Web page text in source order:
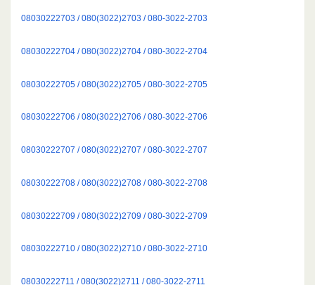
08030222703 / 080(3022)2703 / 080-3022-2703
08030222704 / 080(3022)2704 / 080-3022-2704
08030222705 / 080(3022)2705 / 080-3022-2705
08030222706 / 080(3022)2706 / 080-3022-2706
08030222707 / 080(3022)2707 / 080-3022-2707
08030222708 / 080(3022)2708 / 080-3022-2708
08030222709 / 080(3022)2709 / 080-3022-2709
08030222710 / 080(3022)2710 / 080-3022-2710
08030222711 / 080(3022)2711 / 080-3022-2711